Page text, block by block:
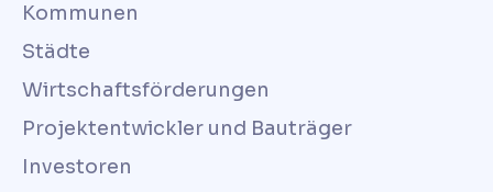
Kommunen
Städte
Wirtschaftsförderungen
Projektentwickler und Bauträger
Investoren